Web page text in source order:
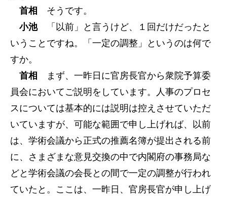
首相
そうです。
小池「以前」と言うけど、１回だけだったと
いうことですね。「一定の調整」というのは何で
すか。
首相
まず、一昨日に官房長官から衆院予算委
員会においてご説明をしています。人事のプロセ
スについては基本的には説明は控えさせていただ
いていますが、可能な範囲で申し上げれば、以前
は、学術会議から正式の推薦名簿が提出される前
に、さまざまな意見交換の中で内閣府の事務局な
どと学術会議の会長との間で一定の調整が行われ
ていたと。ここは、一昨日、官房長官が申し上げ